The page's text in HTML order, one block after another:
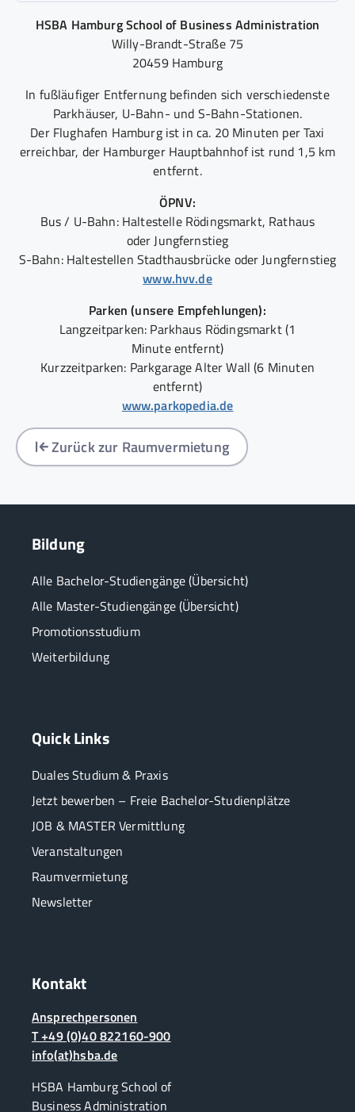
HSBA Hamburg School of Business Administration
Willy-Brandt-Straße 75
20459 Hamburg
In fußläufiger Entfernung befinden sich verschiedenste
Parkhäuser, U-Bahn- und S-Bahn-Stationen.
Der Flughafen Hamburg ist in ca. 20 Minuten per Taxi
erreichbar, der Hamburger Hauptbahnhof ist rund 1,5 km
entfernt.
ÖPNV:
Bus / U-Bahn: Haltestelle Rödingsmarkt, Rathaus
oder Jungfernstieg
S-Bahn: Haltestellen Stadthausbrücke oder Jungfernstieg
www.hvv.de
Parken (unsere Empfehlungen):
Langzeitparken: Parkhaus Rödingsmarkt (1
Minute entfernt)
Kurzzeitparken: Parkgarage Alter Wall (6 Minuten
entfernt)
www.parkopedia.de
Zurück zur Raumvermietung
Bildung
Alle Bachelor-Studiengänge (Übersicht)
Alle Master-Studiengänge (Übersicht)
Promotionsstudium
Weiterbildung
Quick Links
Duales Studium & Praxis
Jetzt bewerben – Freie Bachelor-Studienplätze
JOB & MASTER Vermittlung
Veranstaltungen
Raumvermietung
Newsletter
Kontakt
Ansprechpersonen
T +49 (0)40 822160-900
info(at)hsba.de
HSBA Hamburg School of
Business Administration